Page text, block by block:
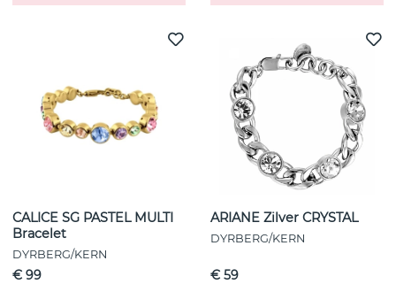
CALICE SG PASTEL MULTI
Bracelet
DYRBERG/KERN
€ 99
ARIANE Zilver CRYSTAL
DYRBERG/KERN
€ 59